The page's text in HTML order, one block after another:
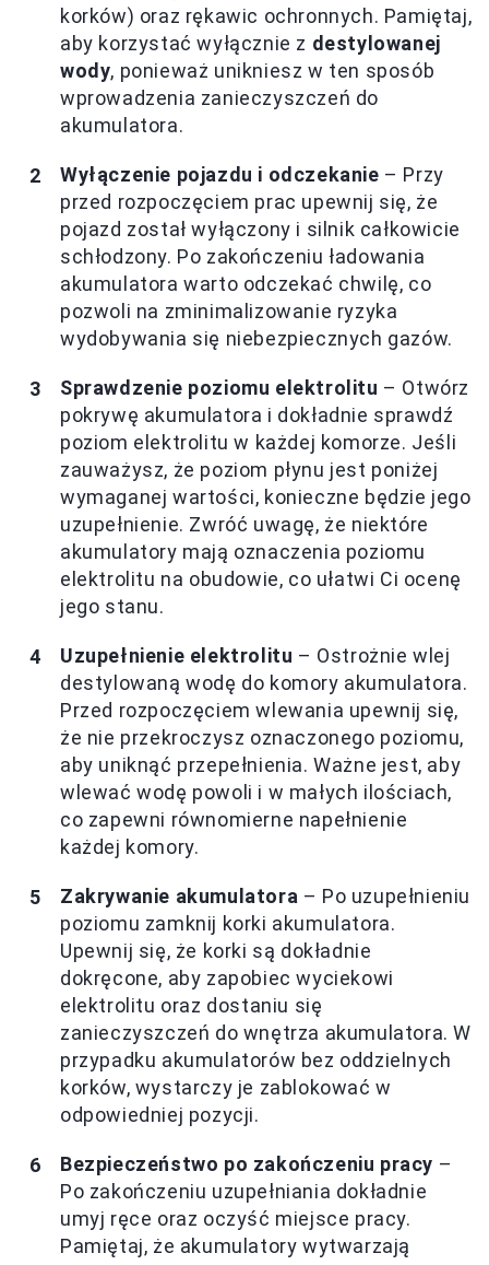
korków) oraz rękawic ochronnych. Pamiętaj,
aby korzystać wyłącznie z destylowanej
wody, ponieważ unikniesz w ten sposób
wprowadzenia zanieczyszczeń do
akumulatora.
Wyłączenie pojazdu i odczekanie – Przy
przed rozpoczęciem prac upewnij się, że
pojazd został wyłączony i silnik całkowicie
schłodzony. Po zakończeniu ładowania
akumulatora warto odczekać chwilę, co
pozwoli na zminimalizowanie ryzyka
wydobywania się niebezpiecznych gazów.
Sprawdzenie poziomu elektrolitu – Otwórz
pokrywę akumulatora i dokładnie sprawdź
poziom elektrolitu w każdej komorze. Jeśli
zauważysz, że poziom płynu jest poniżej
wymaganej wartości, konieczne będzie jego
uzupełnienie. Zwróć uwagę, że niektóre
akumulatory mają oznaczenia poziomu
elektrolitu na obudowie, co ułatwi Ci ocenę
jego stanu.
Uzupełnienie elektrolitu – Ostrożnie wlej
destylowaną wodę do komory akumulatora.
Przed rozpoczęciem wlewania upewnij się,
że nie przekroczysz oznaczonego poziomu,
aby uniknąć przepełnienia. Ważne jest, aby
wlewać wodę powoli i w małych ilościach,
co zapewni równomierne napełnienie
każdej komory.
Zakrywanie akumulatora – Po uzupełnieniu
poziomu zamknij korki akumulatora.
Upewnij się, że korki są dokładnie
dokręcone, aby zapobiec wyciekowi
elektrolitu oraz dostaniu się
zanieczyszczeń do wnętrza akumulatora. W
przypadku akumulatorów bez oddzielnych
korków, wystarczy je zablokować w
odpowiedniej pozycji.
Bezpieczeństwo po zakończeniu pracy –
Po zakończeniu uzupełniania dokładnie
umyj ręce oraz oczyść miejsce pracy.
Pamiętaj, że akumulatory wytwarzają